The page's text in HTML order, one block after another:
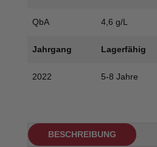
QbA 4,6 g/L
Jahrgang Lagerfähig
2022 5-8 Jahre
BESCHREIBUNG